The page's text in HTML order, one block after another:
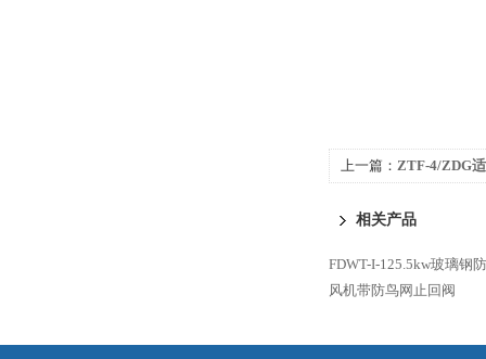
上一篇： ZTF-4/ZDG
相关产品
FDWT-I-125.5kw玻璃钢
风机带防鸟网止回阀